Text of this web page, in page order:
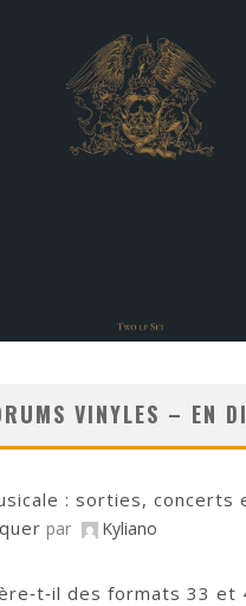
VINYLES – EN
: sorties, concerts
par Kyliano
des formats 33 et